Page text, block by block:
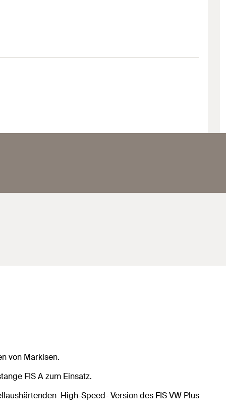
von Markisen.
FIS A zum Einsatz.
High-Speed- Version des FIS VW Plus